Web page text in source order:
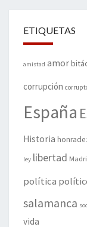
ETIQUETAS
amistad amor
corrupción
España
Historia
ley libertad
política
salamanca
vida